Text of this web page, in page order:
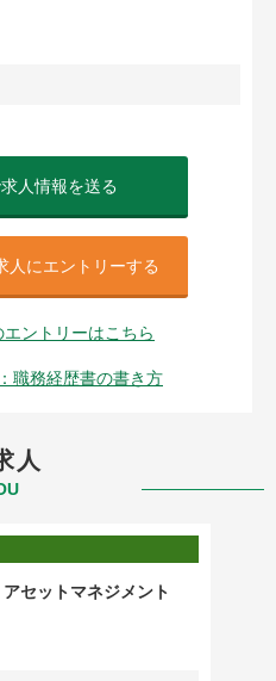
人情報を送る
人にエントリーする
ントリーはこちら
職務経歴書の書き方
人
アセットマネジメント